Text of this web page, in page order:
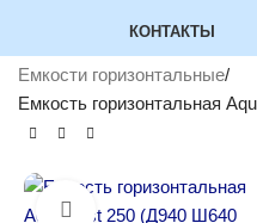
КОНТАКТЫ
Емкости горизонтальные
Емкость горизонтальная
Нажмите, чтобы